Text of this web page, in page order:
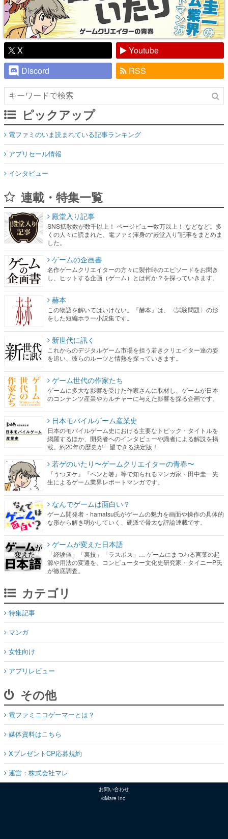
X
Youtube
Discord
RSS
ピックアップ
電ファミのいま読まれている記事ランキング
アプリセール情報
インタビュー
連載・特集一覧
殿堂入り記事
SNS拡散数が数千以上！ ページビュー数万以上！ などなど。多
くの人々に読まれた、電ファミ渾身の“殿堂入り”記事をまとめま
した。
ゲームの企画書
名作ゲームクリエイターの方々に製作時のエピソードをお聞き
し、ヒットする企画（ゲーム）とは何か？を探っていきます。
赫本
この物語を解いてはいけない。『赫本』は、〈試験問題〉の形
をした短編ホラー小説集です。
新世代に訊く
これからのデジタルゲーム市場を担う若きクリエイター達の姿
を追い、彼らのルーツと情熱を探っていきます。
ゲーム世代の作家たち
ゲームに多大な影響を受けた作家さんに取材し、ゲームが日本
のコンテンツ産業やカルチャーに与えた影響を探る企画です。
日本モバイルゲーム産業史
日本のモバイルゲーム史における主要なトピック・タイトルを
網羅するほか、開発者へのインタビューや識者による解説を掲
載。約20年の歴史が一望できる決定版！
若ゲのいたり〜ゲームクリエイターの青春〜
『うつヌケ』『ペンと箸』等で知られるマンガ家・田中圭一先
生によるゲーム業界レポートマンガです。
なんでゲームは面白い？
ゲーム開発者・hamatsu氏がゲームの魅力を画面や操作の具体的
な形から解き明かしていく、硬派で骨太な評論連載です。
ゲームが変えた日本語
「経験値」「裏技」「ラスボス」… ゲームにまつわる言葉の起
源や用法の変遷を、コンピューター文化史研究家・タイニーP氏
が徹底調査。
カテゴリ
特集記事
マンガ
女性向け
アプリレビュー
その他
電ファミニコゲーマーとは？
媒体資料はこちら
XプレゼントCP応募規約
運営：株式会社マレ
お問い合わせ
©Mare Inc.